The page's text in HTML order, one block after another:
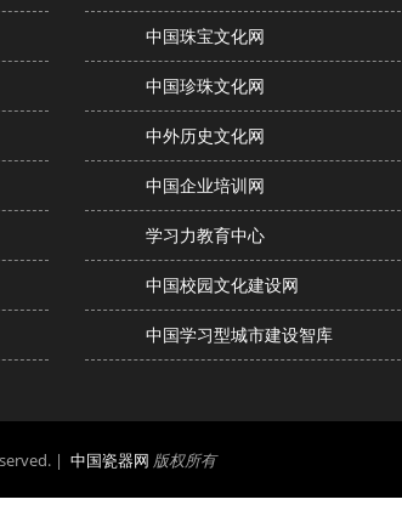
中国珠宝文化网
中国珍珠文化网
中外历史文化网
中国企业培训网
学习力教育中心
中国校园文化建设网
中国学习型城市建设智库
| 中国瓷器网 版权所有